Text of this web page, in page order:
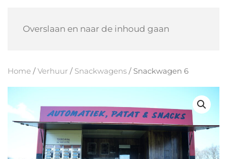
Overslaan en naar de inhoud gaan
Home /Verhuur / Snackwagens / Snackwagen 6